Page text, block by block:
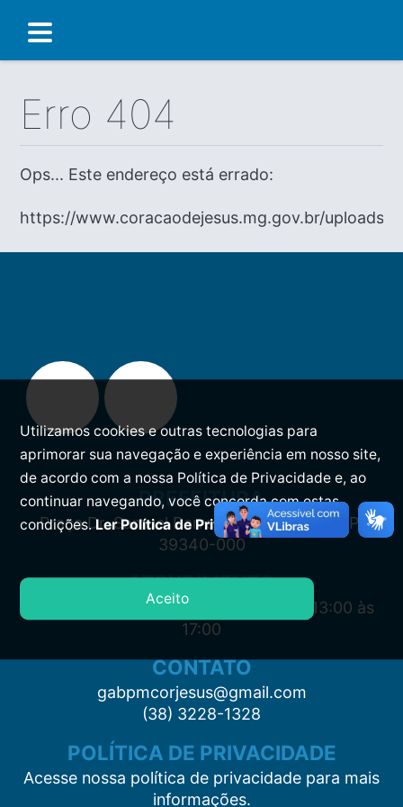
Erro 404
Ops... Este endereço está errado:
https://www.coracaodejesus.mg.gov.br/uploads/
PREFEITURA
Praça Dr. Samuel Barreto, s/n, Centro CEP:
39340-000
ATENDIMENTO
Segunda à Sexta: 7:00 às 11:00 e das 13:00 às
17:00
CONTATO
gabpmcorjesus@gmail.com
(38) 3228-1328
POLÍTICA DE PRIVACIDADE
Acesse nossa política de privacidade para mais
informações.
Utilizamos cookies e outras tecnologias para
aprimorar sua navegação e experiência em nosso site,
de acordo com a nossa Política de Privacidade e, ao
continuar navegando, você concorda com estas
condições.Ler Política de Privacidade.
Aceito